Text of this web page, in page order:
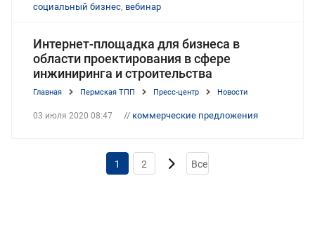
социальный бизнес, вебинар
Интернет-площадка для бизнеса в
области проектирования в сфере
инжиниринга и строительства
Главная Пермская ТПП Пресс-центр Новости
03 июля 2020 08:47 // коммерческие предложения
1 2 Все